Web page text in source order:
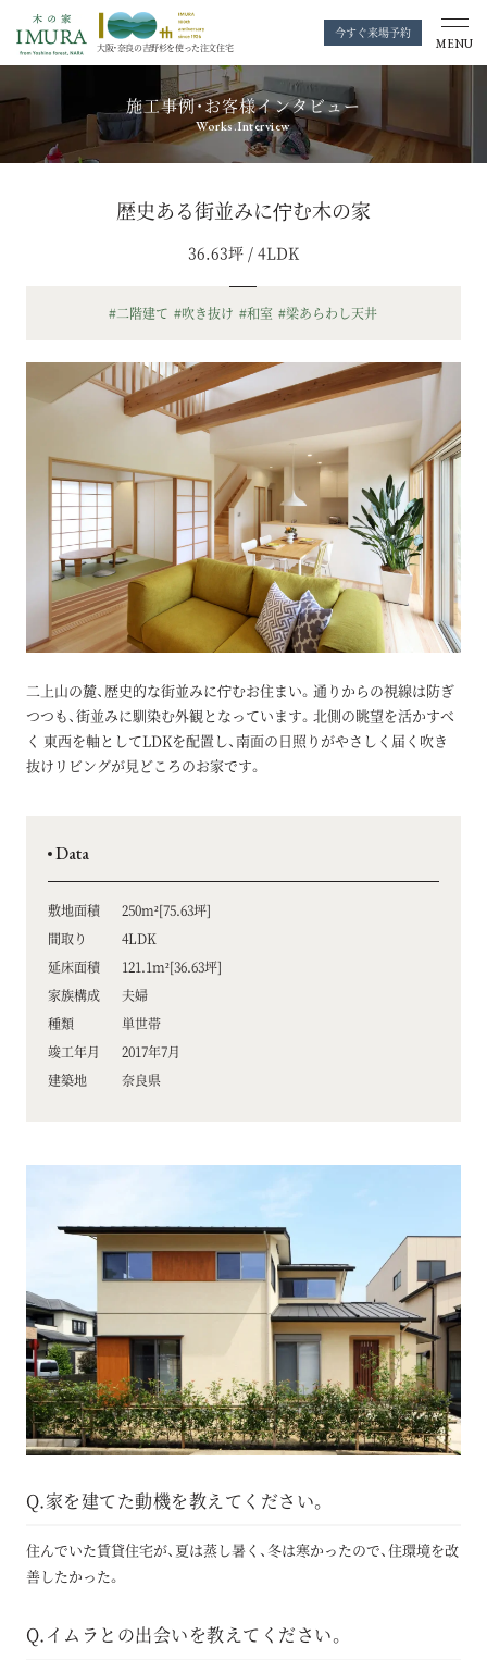
大阪・奈良の吉野杉を使った注文住宅
今すぐ来場予約
MENU
施工事例・お客様インタビュー
Works.Interview
歴史ある街並みに佇む木の家
36.63坪 / 4LDK
#二階建て #吹き抜け #和室 #梁あらわし天井
二上山の麓、歴史的な街並みに佇むお住まい。通りからの視線は防ぎ
つつも、街並みに馴染む外観となっています。北側の眺望を活かすべ
く 東西を軸としてLDKを配置し、南面の日照りがやさしく届く吹き
抜けリビングが見どころのお家です。
Data
敷地面積
250m²[75.63坪]
間取り
4LDK
延床面積
121.1m²[36.63坪]
家族構成
夫婦
種類
単世帯
竣工年月
2017年7月
建築地
奈良県
Q.家を建てた動機を教えてください。
住んでいた賃貸住宅が、夏は蒸し暑く、冬は寒かったので、住環境を改
善したかった。
Q.イムラとの出会いを教えてください。